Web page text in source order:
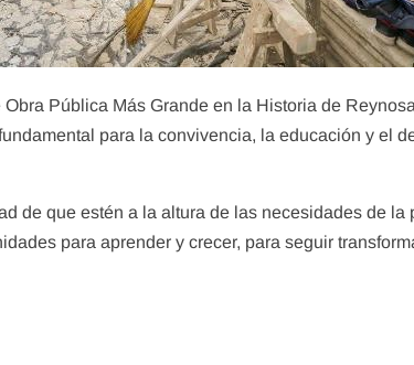
Pública Más Grande en la Historia de
para la convivencia, la educación y el
de que estén a la altura de las necesidades de la
para aprender y crecer, para seguir